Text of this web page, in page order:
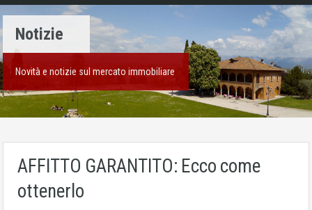
Notizie
Novità e notizie sul mercato immobiliare
AFFITTO GARANTITO: Ecco come
ottenerlo